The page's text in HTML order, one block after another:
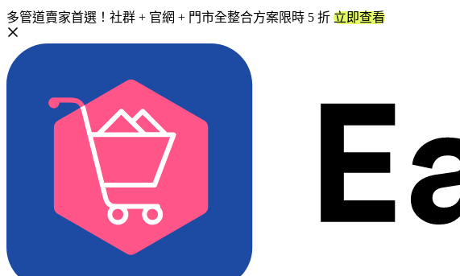
多管道賣家首選！社群 + 官網 + 門市全整合方案限時 5 折 立即查看